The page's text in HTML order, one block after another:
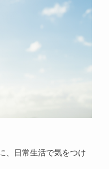
、日常生活で気をつけ